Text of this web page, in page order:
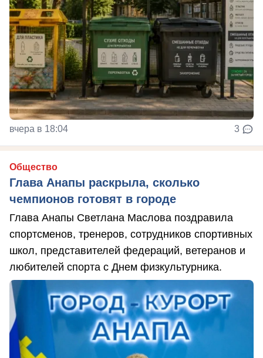
вчера в 18:04 3
Общество
Глава Анапы раскрыла, сколько
чемпионов готовят в городе
Глава Анапы Светлана Маслова поздравила
спортсменов, тренеров, сотрудников спортивных
школ, представителей федераций, ветеранов и
любителей спорта с Днем физкультурника.